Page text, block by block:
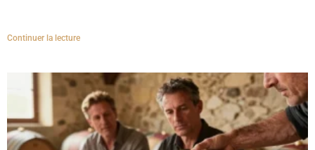
Continuer la lecture